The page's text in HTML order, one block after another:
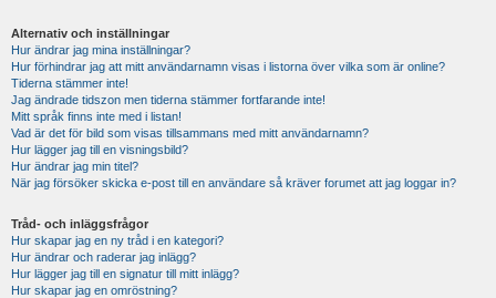
Alternativ och inställningar
Hur ändrar jag mina inställningar?
Hur förhindrar jag att mitt användarnamn visas i listorna över vilka som är online?
Tiderna stämmer inte!
Jag ändrade tidszon men tiderna stämmer fortfarande inte!
Mitt språk finns inte med i listan!
Vad är det för bild som visas tillsammans med mitt användarnamn?
Hur lägger jag till en visningsbild?
Hur ändrar jag min titel?
När jag försöker skicka e-post till en användare så kräver forumet att jag loggar in?
Tråd- och inläggsfrågor
Hur skapar jag en ny tråd i en kategori?
Hur ändrar och raderar jag inlägg?
Hur lägger jag till en signatur till mitt inlägg?
Hur skapar jag en omröstning?